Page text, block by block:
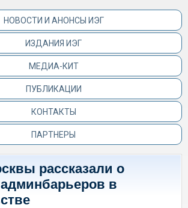
НОВОСТИ И АНОНСЫ ИЭГ
ИЗДАНИЯ ИЭГ
МЕДИА-КИТ
ПУБЛИКАЦИИ
КОНТАКТЫ
ПАРТНЕРЫ
рассказали о
в